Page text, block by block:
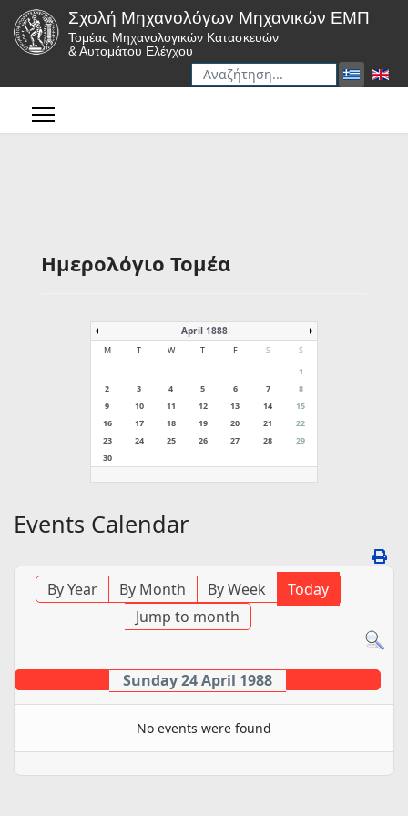
Σχολή Μηχανολόγων Μηχανικών ΕΜΠ
Τομέας Μηχανολογικών Κατασκευών
& Αυτομάτου Ελέγχου
Αναζήτηση
Ημερολόγιο Τομέα
April 1888
M T W T F S
S
1
2
3 4 5 6 7
8
9
10 11 12 13 14
15
16
17 18 19 20 21
22
23
24 25 26 27 28
29
30
Events Calendar
By Year By Month By Week
Today
Jump to month
Sunday 24 April 1988
No events were found